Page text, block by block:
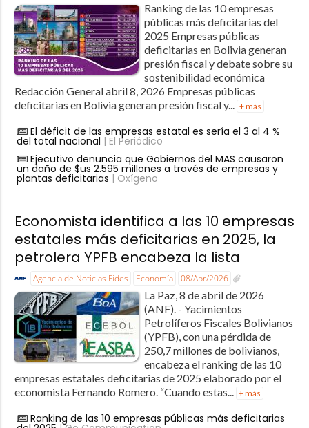
Ranking de las 10 empresas
públicas más deficitarias del
2025 Empresas públicas
deficitarias en Bolivia generan
presión fiscal y debate sobre su
sostenibilidad económica
Redacción General abril 8, 2026 Empresas públicas
deficitarias en Bolivia generan presión fiscal y... + más
El déficit de las empresas estatal es sería el 3 al 4 %
del total nacional | El Periódico
Ejecutivo denuncia que Gobiernos del MAS causaron
un daño de $us 2.595 millones a través de empresas y
plantas deficitarias | Oxígeno
Economista identifica a las 10 empresas
estatales más deficitarias en 2025, la
petrolera YPFB encabeza la lista
Agencia de Noticias Fides Economía 08/Abr/2026
La Paz, 8 de abril de 2026
(ANF). - Yacimientos
Petrolíferos Fiscales Bolivianos
(YPFB), con una pérdida de
250,7 millones de bolivianos,
encabeza el ranking de las 10
empresas estatales deficitarias de 2025 elaborado por el
economista Fernando Romero. “Cuando estas...
+ más
Ranking de las 10 empresas públicas más deficitarias